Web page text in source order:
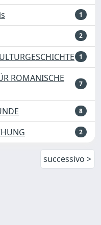
1
2
1
ROMANISCHE
7
8
2
successivo >